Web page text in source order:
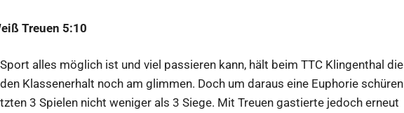
Treuen 5:10
alles möglich ist und viel passieren kann, hält beim TTC Klingenthal die
Klassenerhalt noch am glimmen. Doch um daraus eine Euphorie schüren
3 Spielen nicht weniger als 3 Siege. Mit Treuen gastierte jedoch erneut